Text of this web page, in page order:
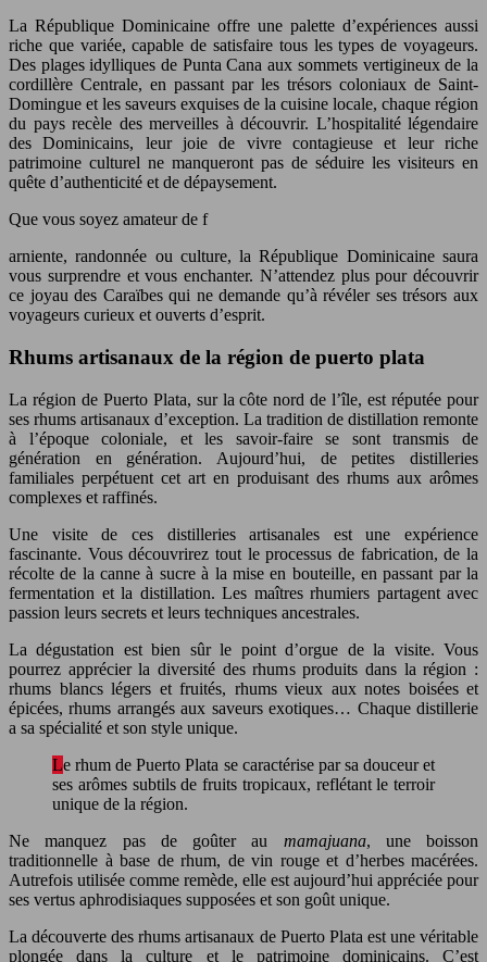
La République Dominicaine offre une palette d’expériences aussi
riche que variée, capable de satisfaire tous les types de voyageurs.
Des plages idylliques de Punta Cana aux sommets vertigineux de la
cordillère Centrale, en passant par les trésors coloniaux de Saint-
Domingue et les saveurs exquises de la cuisine locale, chaque région
du pays recèle des merveilles à découvrir. L’hospitalité légendaire
des Dominicains, leur joie de vivre contagieuse et leur riche
patrimoine culturel ne manqueront pas de séduire les visiteurs en
quête d’authenticité et de dépaysement.
Que vous soyez amateur de f
arniente, randonnée ou culture, la République Dominicaine saura
vous surprendre et vous enchanter. N’attendez plus pour découvrir
ce joyau des Caraïbes qui ne demande qu’à révéler ses trésors aux
voyageurs curieux et ouverts d’esprit.
Rhums artisanaux de la région de puerto plata
La région de Puerto Plata, sur la côte nord de l’île, est réputée pour
ses rhums artisanaux d’exception. La tradition de distillation remonte
à l’époque coloniale, et les savoir-faire se sont transmis de
génération en génération. Aujourd’hui, de petites distilleries
familiales perpétuent cet art en produisant des rhums aux arômes
complexes et raffinés.
Une visite de ces distilleries artisanales est une expérience
fascinante. Vous découvrirez tout le processus de fabrication, de la
récolte de la canne à sucre à la mise en bouteille, en passant par la
fermentation et la distillation. Les maîtres rhumiers partagent avec
passion leurs secrets et leurs techniques ancestrales.
La dégustation est bien sûr le point d’orgue de la visite. Vous
pourrez apprécier la diversité des rhums produits dans la région :
rhums blancs légers et fruités, rhums vieux aux notes boisées et
épicées, rhums arrangés aux saveurs exotiques… Chaque distillerie
a sa spécialité et son style unique.
Le rhum de Puerto Plata se caractérise par sa douceur et
ses arômes subtils de fruits tropicaux, reflétant le terroir
unique de la région.
Ne manquez pas de goûter au mamajuana, une boisson
traditionnelle à base de rhum, de vin rouge et d’herbes macérées.
Autrefois utilisée comme remède, elle est aujourd’hui appréciée pour
ses vertus aphrodisiaques supposées et son goût unique.
La découverte des rhums artisanaux de Puerto Plata est une véritable
plongée dans la culture et le patrimoine dominicains. C’est